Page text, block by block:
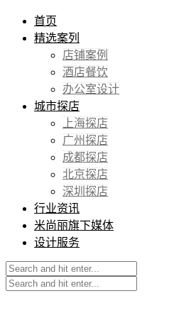
首页
精选案列
店铺案例
酒店餐饮
办公室设计
城市探店
上海探店
广州探店
成都探店
北京探店
深圳探店
行业资讯
米尚丽旗下媒体
设计服务